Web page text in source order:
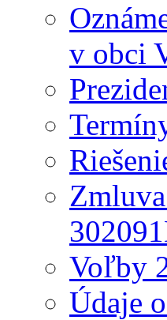
v obci
Voľby
Údaje